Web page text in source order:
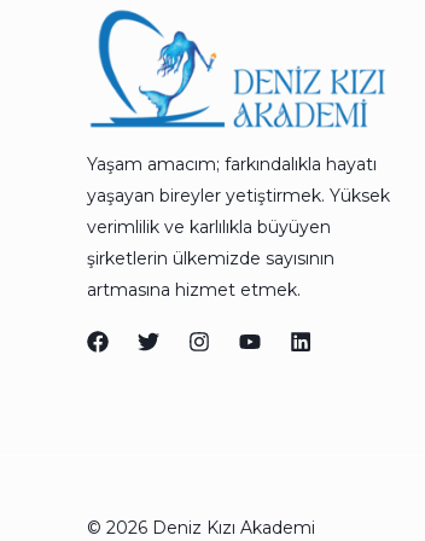
Yaşam amacım; farkındalıkla hayatı
yaşayan bireyler yetiştirmek. Yüksek
verimlilik ve karlılıkla büyüyen
şirketlerin ülkemizde sayısının
artmasına hizmet etmek.
© 2026 Deniz Kızı Akademi